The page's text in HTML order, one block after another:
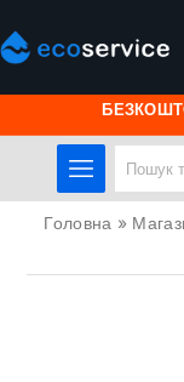
Головна »